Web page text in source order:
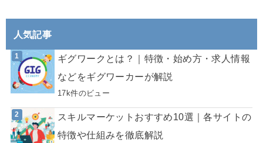
人気記事
ギグワークとは？｜特徴・始め方・求人情報
などをギグワーカーが解説
17k件のビュー
スキルマーケットおすすめ10選｜各サイトの
特徴や仕組みを徹底解説